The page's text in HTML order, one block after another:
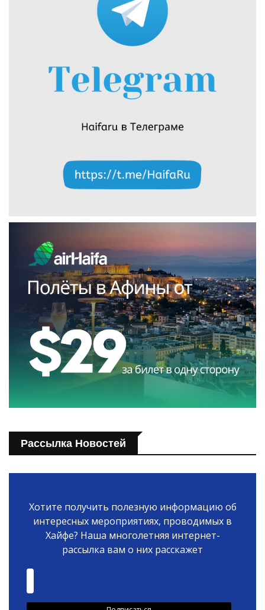
Рассылка Новостей
Хотите получить полезную информацию об
интересных мероприятиях, проводимых в
Хайфе? Наша многолетняя интернет-
рассылка вам о них расскажет